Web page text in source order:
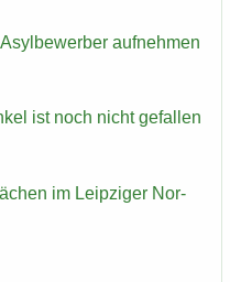
auf­neh­men
ist noch nicht ge­fal­len
im Leip­zi­ger Nor­